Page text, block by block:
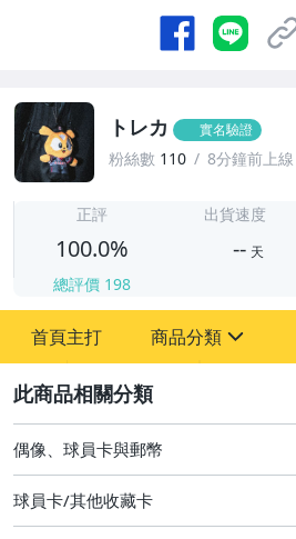
トレカ 實名驗證
粉絲數 110 8分鐘前上線
正評
100.0%
總評價 198
出貨速度
-- 天
首頁主打 商品分類
偶像、球員卡與郵幣
偶像、球員卡與郵幣
球員卡/其他收藏卡